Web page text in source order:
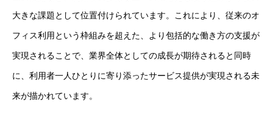
大きな課題として位置付けられています。これにより、従来のオ
フィス利用という枠組みを超えた、より包括的な働き方の支援が
実現されることで、業界全体としての成長が期待されると同時
に、利用者一人ひとりに寄り添ったサービス提供が実現される未
来が描かれています。